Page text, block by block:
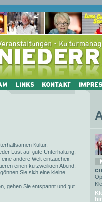
Kultur.
Lust auf gute Unterhaltung,
andere Welt eintauchen.
einen kurzweiligen Abend.
Sie sich eine kleine
gehen Sie entspannt und gut